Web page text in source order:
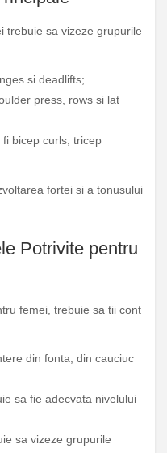
trebuie sa vizeze grupurile
si deadlifts;
press, rows si lat
fi bicep curls, tricep
fortei si a tonusului
Potrivite pentru
femei, trebuie sa tii cont
din fonta, din cauciuc
sa fie adecvata nivelului
sa vizeze grupurile